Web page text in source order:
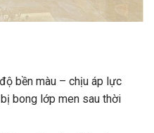
bền màu – chịu áp lực
bong lớp men sau thời